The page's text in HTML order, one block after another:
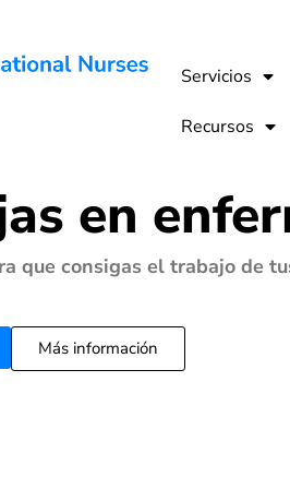
Servicios
Recursos
en
que consigas el trabajo de
Más información